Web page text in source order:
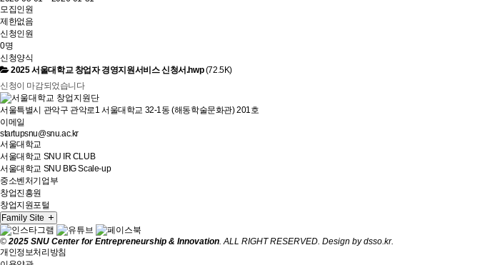
모집인원
제한없음
신청인원
0명
신청양식
2025 서울대학교 창업자 경영지원서비스 신청서.hwp(72.5K)
신청이 마감되었습니다
서울특별시 관악구 관악로1 서울대학교 32-1동 (해동학술문화관) 201호
이메일
startupsnu@snu.ac.kr
서울대학교
서울대학교 SNU IR CLUB
서울대학교 SNU BIG Scale-up
중소벤처기업부
창업진흥원
창업지원포털
Family Site
©2025 SNU Center for Entrepreneurship & Innovation. ALL RIGHT RESERVED. Design bydsso.kr.
개인정보처리방침